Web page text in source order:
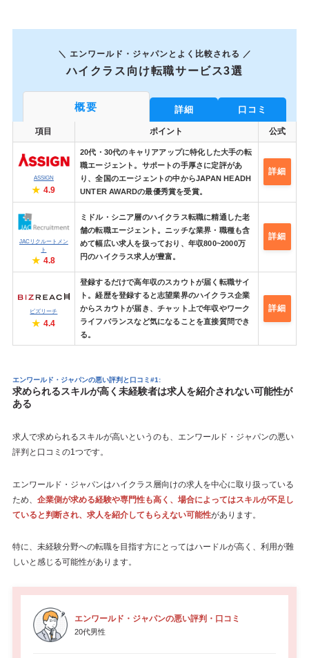
＼ エンワールド・ジャパンとよく比較される ／
ハイクラス向け転職サービス3選
概要 詳細 口コミ
項目 ポイント 公式
ASSIGN
4.9
20代・30代のキャリアアップに特化した大手の転
職エージェント。サポートの手厚さに定評があ
り、全国のエージェントの中からJAPAN HEADH
UNTER AWARDの最優秀賞を受賞。
詳細
JACリクルートメン
ト
4.8
ミドル・シニア層のハイクラス転職に精通した老
舗の転職エージェント。ニッチな業界・職種も含
めて幅広い求人を扱っており、年収800~2000万
円のハイクラス求人が豊富。
詳細
ビズリーチ
4.4
登録するだけで高年収のスカウトが届く転職サイ
ト。経歴を登録すると志望業界のハイクラス企業
からスカウトが届き、チャット上で年収やワーク
ライフバランスなど気になることを直接質問でき
る。
詳細
エンワールド・ジャパンの悪い評判と口コミ#1:
求められるスキルが高く未経験者は求人を紹介されない可能性が
ある
求人で求められるスキルが高いというのも、エンワールド・ジャパンの悪い
評判と口コミの1つです。
エンワールド・ジャパンはハイクラス層向けの求人を中心に取り扱っている
ため、 企業側が求める経験や専門性も高く、場合によってはスキルが不足し
ていると判断され、求人を紹介してもらえない可能性があります。
特に、未経験分野への転職を目指す方にとってはハードルが高く、利用が難
しいと感じる可能性があります。
エンワールド・ジャパンの悪い評判・口コミ
20代男性